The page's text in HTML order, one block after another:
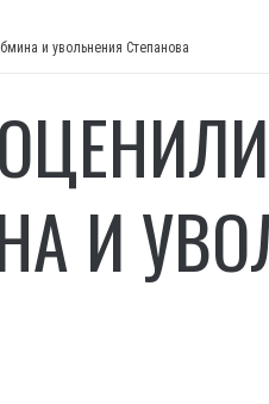
и увольнения Степанова
И